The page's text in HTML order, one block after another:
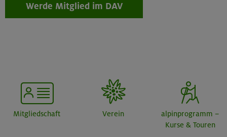
Werde Mitglied im DAV
Mitgliedschaft Verein
alpinprogramm –
Kurse & Touren